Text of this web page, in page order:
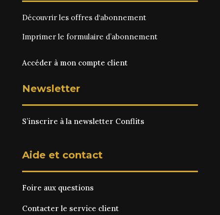
Découvrir les offres d‘abonnement
Imprimer le formulaire d’abonnement
Accéder à mon compte client
Newsletter
S’inscrire à la newsletter Conflits
Aide et contact
Foire aux questions
Contacter le service client